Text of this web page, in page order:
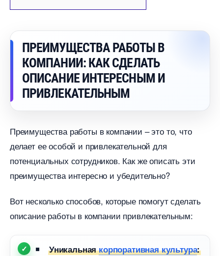
ПРЕИМУЩЕСТВА РАБОТЫ
КОМПАНИИ: КАК СДЕЛАТЬ
ОПИСАНИЕ ИНТЕРЕСНЫМ И
ПРИВЛЕКАТЕЛЬНЫМ
Преимущества работы в компании – это то, что
делает ее особой и привлекательной для
потенциальных сотрудников. Как же описать эти
преимущества интересно и убедительно?
от несколько способов, которые помогут сделать
описание работы в компании привлекательным:
Уникальнаякорпоративная культура: